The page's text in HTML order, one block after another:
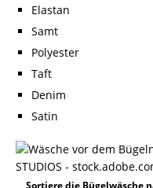
Elastan
Samt
Polyester
Taft
Denim
Satin
Sortiere die Bügelwäsche